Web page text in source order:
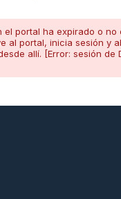
el portal ha expirado o no
al portal, inicia sesión y
allí. [Error: sesión de